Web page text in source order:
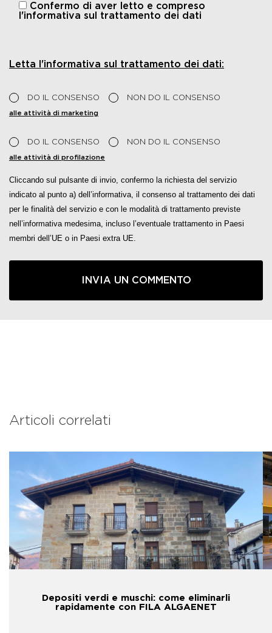
Confermo di aver letto e compreso
l'informativa sul trattamento dei dati
Letta l'informativa sul trattamento dei dati:
DO IL CONSENSO NON DO IL CONSENSO
alle attività di marketing
DO IL CONSENSO NON DO IL CONSENSO
alle attività di profilazione
Cliccando sul pulsante di invio, confermo la richiesta del servizio
indicato al punto a) dell’informativa, il consenso al trattamento dei dati
per le finalità del servizio e con le modalità di trattamento previste
nell’informativa medesima, incluso l’eventuale trattamento in Paesi
membri dell’UE o in Paesi extra UE.
Articoli correlati
Depositi verdi e muschi: come eliminarli
rapidamente con FILA ALGAENET